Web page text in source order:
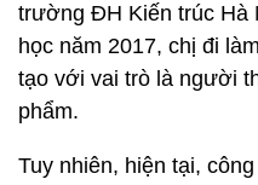
trường ĐH Kiến trúc Hà
học năm 2017, chị đi
tạo với vai trò là người
phẩm.
Tuy nhiên, hiện tại,